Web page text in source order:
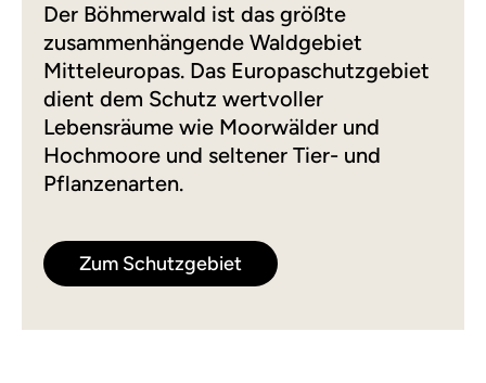
Der Böhmerwald ist das größte
zusammenhängende Waldgebiet
Mitteleuropas. Das Europaschutzgebiet
dient dem Schutz wertvoller
Lebensräume wie Moorwälder und
Hochmoore und seltener Tier- und
Pflanzenarten.
Zum Schutzgebiet